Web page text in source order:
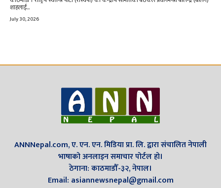
शाहलाई...
July 30, 2026
ANNNepal.com, ए. एन. एन. मिडिया प्रा. लि. द्वारा संचालित नेपाली
भाषाको अनलाइन समाचार पोर्टल हो।
ठेगाना: काठमाडौँ-३२, नेपाल।
Email: asiannewsnepal@gmail.com